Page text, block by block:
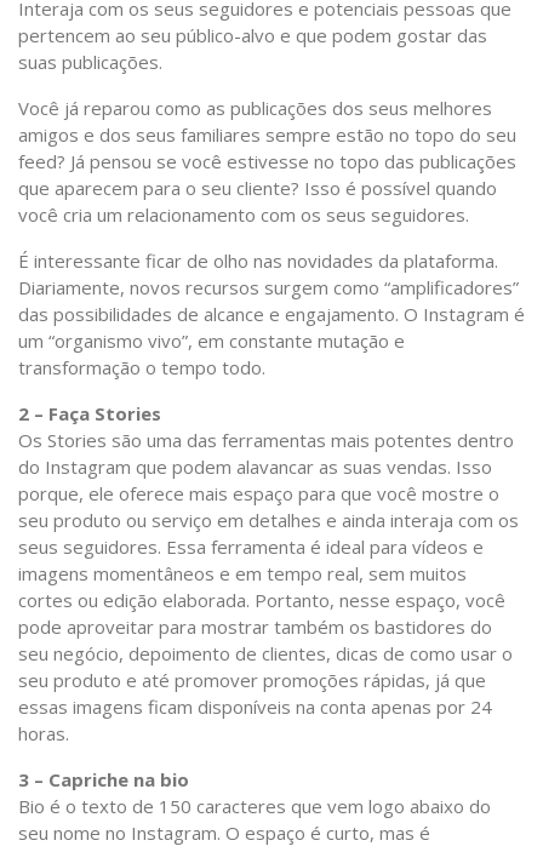
Interaja com os seus seguidores e potenciais pessoas que
pertencem ao seu público-alvo e que podem gostar das
suas publicações.
Você já reparou como as publicações dos seus melhores
amigos e dos seus familiares sempre estão no topo do seu
feed? Já pensou se você estivesse no topo das publicações
que aparecem para o seu cliente? Isso é possível quando
você cria um relacionamento com os seus seguidores.
É interessante ficar de olho nas novidades da plataforma.
Diariamente, novos recursos surgem como “amplificadores”
das possibilidades de alcance e engajamento. O Instagram é
um “organismo vivo”, em constante mutação e
transformação o tempo todo.
2 – Faça Stories
Os Stories são uma das ferramentas mais potentes dentro
do Instagram que podem alavancar as suas vendas. Isso
porque, ele oferece mais espaço para que você mostre o
seu produto ou serviço em detalhes e ainda interaja com os
seus seguidores. Essa ferramenta é ideal para vídeos e
imagens momentâneos e em tempo real, sem muitos
cortes ou edição elaborada. Portanto, nesse espaço, você
pode aproveitar para mostrar também os bastidores do
seu negócio, depoimento de clientes, dicas de como usar o
seu produto e até promover promoções rápidas, já que
essas imagens ficam disponíveis na conta apenas por 24
horas.
3 – Capriche na bio
Bio é o texto de 150 caracteres que vem logo abaixo do
seu nome no Instagram. O espaço é curto, mas é